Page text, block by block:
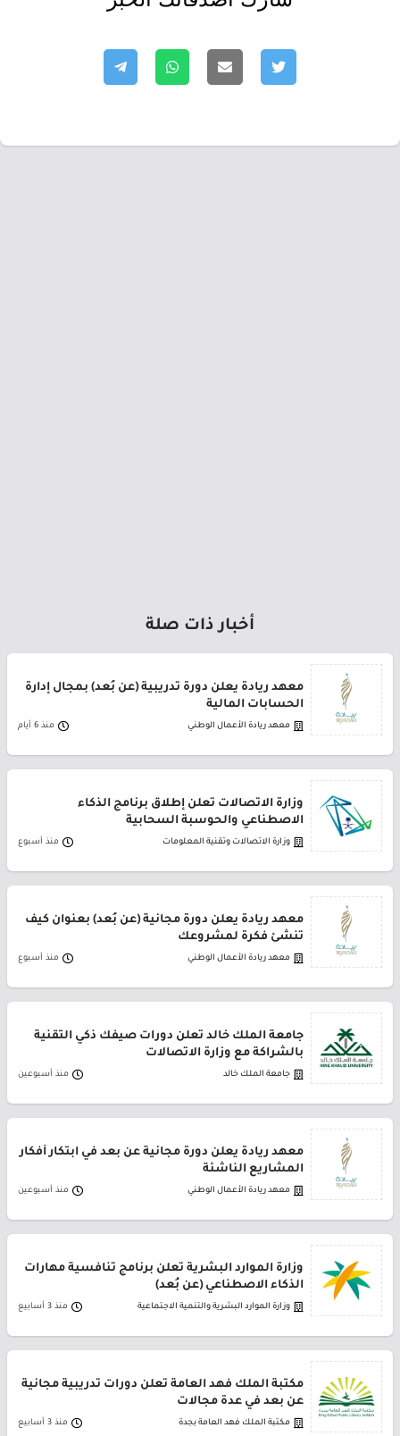
أخبار ذات صلة
معهد ريادة يعلن دورة تدريبية (عن بُعد) بمجال إدارة
الحسابات المالية
معهد ريادة الأعمال الوطني منذ 6 أيام
وزارة الاتصالات تعلن إطلاق برنامج الذكاء
الاصطناعي والحوسبة السحابية
وزارة الاتصالات وتقنية المعلومات منذ أسبوع
معهد ريادة يعلن دورة مجانية (عن بُعد) بعنوان كيف
تنشئ فكرة لمشروعك
معهد ريادة الأعمال الوطني منذ أسبوع
جامعة الملك خالد تعلن دورات صيفك ذكي التقنية
بالشراكة مع وزارة الاتصالات
جامعة الملك خالد منذ أسبوعين
معهد ريادة يعلن دورة مجانية عن بعد في ابتكار أفكار
المشاريع الناشئة
معهد ريادة الأعمال الوطني منذ أسبوعين
وزارة الموارد البشرية تعلن برنامج تنافسية مهارات
الذكاء الاصطناعي (عن بُعد)
وزارة الموارد البشرية والتنمية الاجتماعية منذ 3 أسابيع
مكتبة الملك فهد العامة تعلن دورات تدريبية مجانية
عن بعد في عدة مجالات
مكتبة الملك فهد العامة بجدة منذ 3 أسابيع